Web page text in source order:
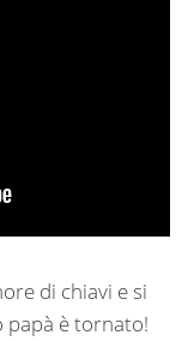
di chiavi e si
papà è tornato!